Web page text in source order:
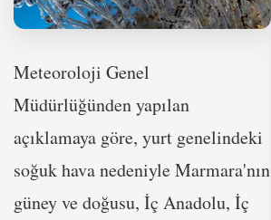
Meteoroloji Genel
Müdürlüğünden yapılan
açıklamaya göre, yurt genelindeki
soğuk hava nedeniyle Marmara'nın
güney ve doğusu, İç Anadolu, İç